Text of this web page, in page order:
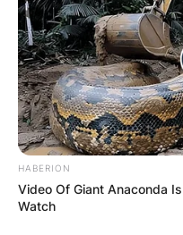
HABERION
Video Of Giant Anaconda
Watch